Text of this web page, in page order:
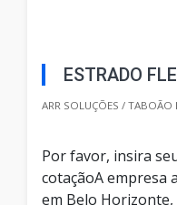
ESTRADO
ARR SOLUÇÕES / TABOÃO
Por favor, insira
cotaçãoA empresa
em Belo Horizonte,